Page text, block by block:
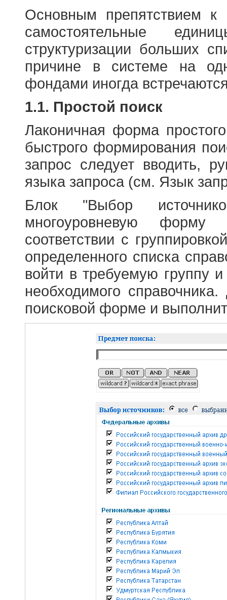
Основным препятствием
самостоятельные
структуризации больших
причине в системе на
фондами иногда
1.1. Простой поиск
Лаконичная форма
быстрого формирования
запрос следует вводить,
языка запроса (см. Язык
Блок "Выбор
многоуровневую форму
соответствии с
определенного списка
войти в требуемую группу и
необходимого
поисковой форме и